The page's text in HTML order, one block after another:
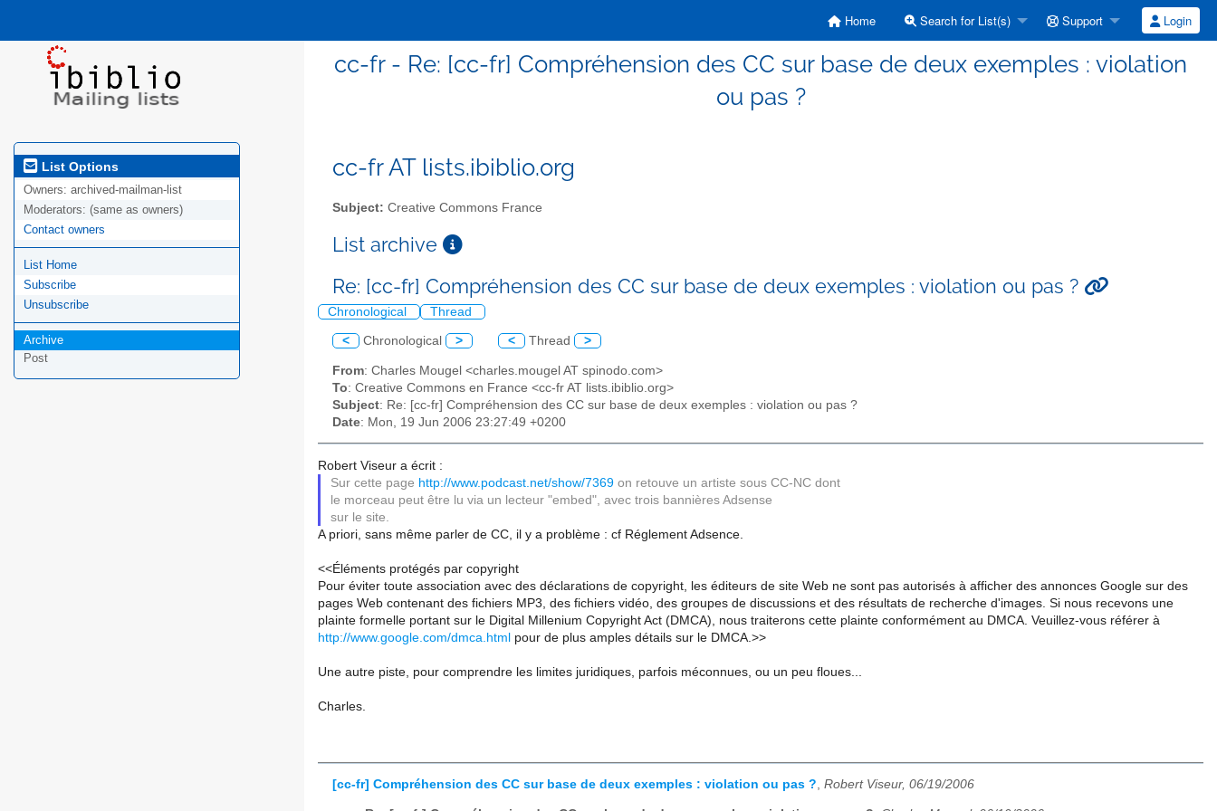
Home Search for List(s) Support Login
cc-fr - Re: [cc-fr] Compréhension des CC sur base de deux exemples : violation
ou pas ?
List Options
Owners: archived-mailman-list
Moderators: (same as owners)
Contact owners
List Home
Subscribe
Unsubscribe
Archive
Post
cc-fr AT lists.ibiblio.org
Subject: Creative Commons France
List archive
Re: [cc-fr] Compréhension des CC sur base de deux exemples : violation ou pas ?
Chronological Thread
< Chronological > < Thread >
From: Charles Mougel <charles.mougel AT spinodo.com>
To: Creative Commons en France <cc-fr AT lists.ibiblio.org>
Subject: Re: [cc-fr] Compréhension des CC sur base de deux exemples : violation ou pas ?
Date: Mon, 19 Jun 2006 23:27:49 +0200
Robert Viseur a écrit :
Sur cette page http://www.podcast.net/show/7369 on retouve un artiste sous CC-NC dont
le morceau peut être lu via un lecteur "embed", avec trois bannières Adsense
sur le site.
A priori, sans même parler de CC, il y a problème : cf Réglement Adsence.
<<Éléments protégés par copyright
Pour éviter toute association avec des déclarations de copyright, les éditeurs de site Web ne sont pas autorisés à afficher des annonces Google sur des
pages Web contenant des fichiers MP3, des fichiers vidéo, des groupes de discussions et des résultats de recherche d'images. Si nous recevons une
plainte formelle portant sur le Digital Millenium Copyright Act (DMCA), nous traiterons cette plainte conformément au DMCA. Veuillez-vous référer à
http://www.google.com/dmca.html pour de plus amples détails sur le DMCA.>>
Une autre piste, pour comprendre les limites juridiques, parfois méconnues, ou un peu floues...
Charles.
[cc-fr] Compréhension des CC sur base de deux exemples : violation ou pas ?, Robert Viseur, 06/19/2006